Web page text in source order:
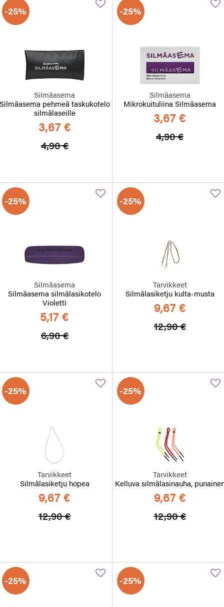
-25%
Silmäasema
pehmeä taskukotelo
silmälaseille
3,67 €
Hinta alennettu
4,90 €Alennettu hinta
-25%
Silmäasema
Mikrokuituliina Silmäasema
3,67 €
Hinta
4,90 €
-25%
Silmäasema
Silmäasema silmälasikotelo
Violetti
5,17 €
Hinta alennettu
6,90 €Alennettu hinta
-25%
Tarvikkeet
Silmälasiketju kulta-musta
9,67 €
Hinta alennettu
12,90 €
-25%
Tarvikkeet
Silmälasiketju hopea
9,67 €
Hinta alennettu
12,90 €Alennettu hinta
-25%
Tarvikkeet
Kelluva silmälasinauha,
9,67 €
Hinta alennettu
12,90 €
-25% -25%